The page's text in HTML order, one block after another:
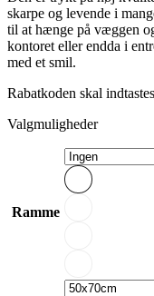
skarpe og levende i
til at hænge på væggen
kontoret eller endda i
med et smil.
Rabatkoden skal
Valgmuligheder
Ramme